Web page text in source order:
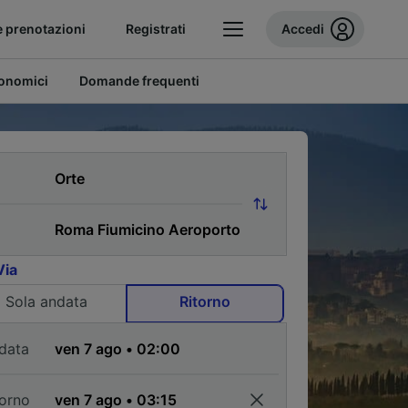
prenotazioni Registrati Accedi
Domande frequenti
Sola andata
Ritorno